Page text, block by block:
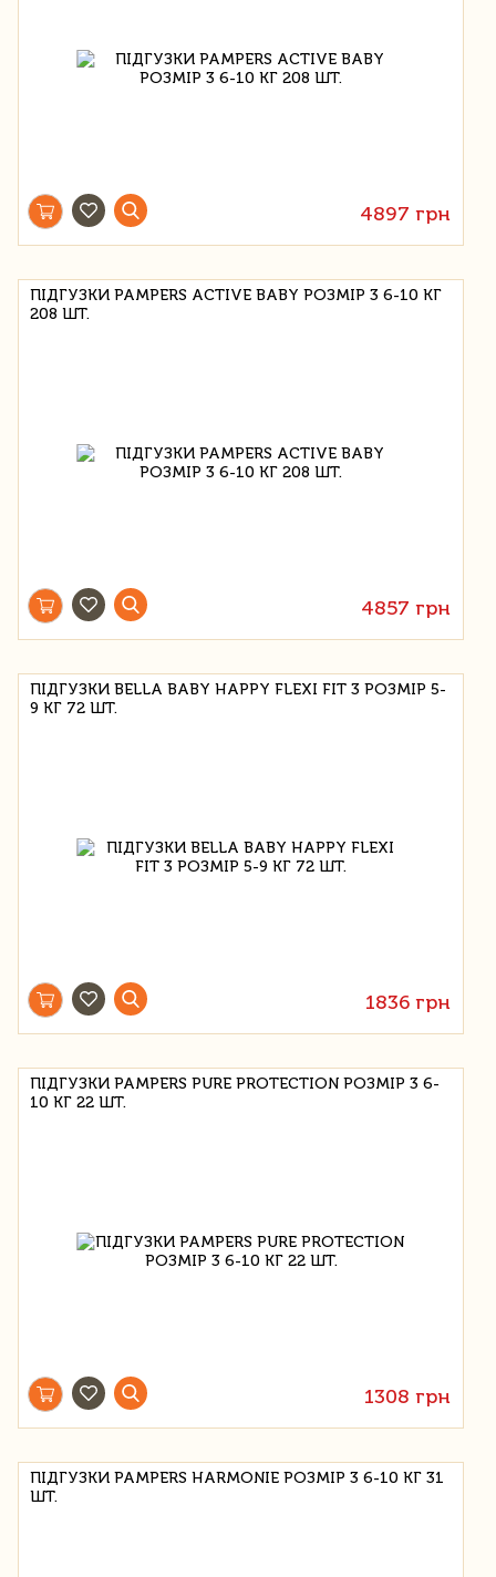
4897 грн
ПІДГУЗКИ PAMPERS ACTIVE BABY РОЗМІР 3 6-10 КГ
208 ШТ.
4857 грн
ПІДГУЗКИ BELLA BABY HAPPY FLEXI FIT 3 РОЗМІР 5-
9 КГ 72 ШТ.
1836 грн
ПІДГУЗКИ PAMPERS PURE PROTECTION РОЗМІР 3 6-
10 КГ 22 ШТ.
1308 грн
ПІДГУЗКИ PAMPERS HARMONIE РОЗМІР 3 6-10 КГ 31
ШТ.